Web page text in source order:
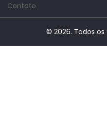
Contato
© 2026. Todos